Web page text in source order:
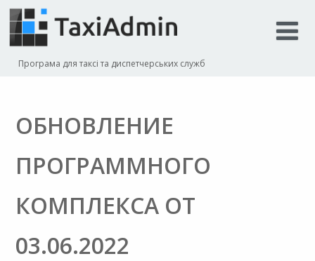
Програма для таксі та диспетчерських служб
ОБНОВЛЕНИЕ
ПРОГРАММНОГО
КОМПЛЕКСА ОТ
03.06.2022